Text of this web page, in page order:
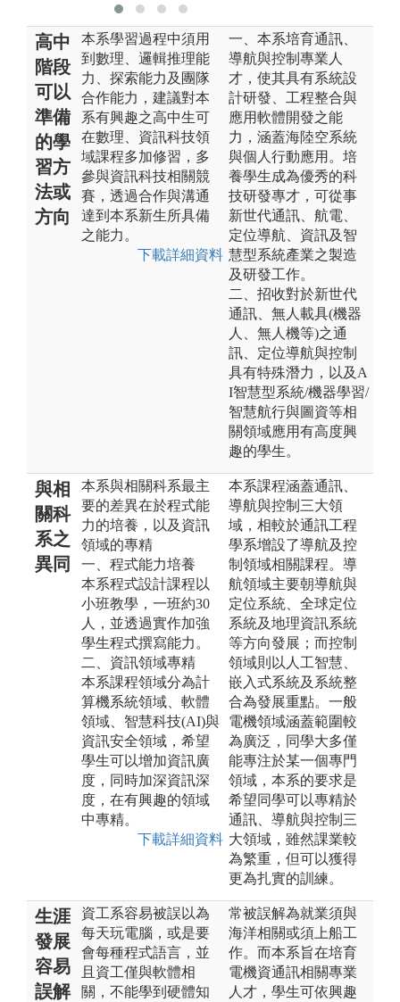
高中
階段
可以
準備
的學
習方
法或
方向
本系學習過程中須用
到數理、邏輯推理能
力、探索能力及團隊
合作能力，建議對本
系有興趣之高中生可
在數理、資訊科技領
域課程多加修習，多
參與資訊科技相關競
賽，透過合作與溝通
達到本系新生所具備
之能力。
下載詳細資料
一、本系培育通訊、
導航與控制專業人
才，使其具有系統設
計研發、工程整合與
應用軟體開發之能
力，涵蓋海陸空系統
與個人行動應用。培
養學生成為優秀的科
技研發專才，可從事
新世代通訊、航電、
定位導航、資訊及智
慧型系統產業之製造
及研發工作。
二、招收對於新世代
通訊、無人載具(機器
人、無人機等)之通
訊、定位導航與控制
具有特殊潛力，以及A
I智慧型系統/機器學習/
智慧航行與圖資等相
關領域應用有高度興
趣的學生。
與相
關科
系之
異同
本系與相關科系最主
要的差異在於程式能
力的培養，以及資訊
領域的專精
一、程式能力培養
本系程式設計課程以
小班教學，一班約30
人，並透過實作加強
學生程式撰寫能力。
二、資訊領域專精
本系課程領域分為計
算機系統領域、軟體
領域、智慧科技(AI)與
資訊安全領域，希望
學生可以增加資訊廣
度，同時加深資訊深
度，在有興趣的領域
中專精。
下載詳細資料
本系課程涵蓋通訊、
導航與控制三大領
域，相較於通訊工程
學系增設了導航及控
制領域相關課程。導
航領域主要朝導航與
定位系統、全球定位
系統及地理資訊系統
等方向發展；而控制
領域則以人工智慧、
嵌入式系統及系統整
合為發展重點。一般
電機領域涵蓋範圍較
為廣泛，同學大多僅
能專注於某一個專門
領域，本系的要求是
希望同學可以專精於
通訊、導航與控制三
大領域，雖然課業較
為繁重，但可以獲得
更為扎實的訓練。
生涯
發展
容易
誤解
資工系容易被誤以為
每天玩電腦，或是要
會每種程式語言，並
且資工僅與軟體相
關，不能學到硬體知
常被誤解為就業須與
海洋相關或須上船工
作。而本系旨在培育
電機資通訊相關專業
人才，學生可依興趣